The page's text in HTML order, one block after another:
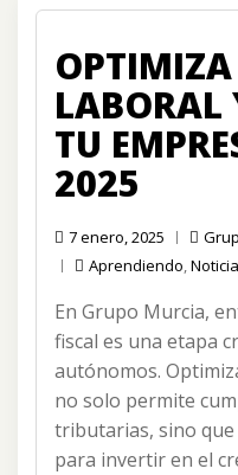
OPTIMIZA
LABORAL
TU
2025
7 enero, 2025
Aprendiendo,
En Grupo Murcia,
fiscal es una etapa
autónomos.
no solo permite
tributarias, sino
para invertir en el